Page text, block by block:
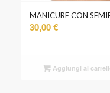
MANICURE CON
30,00€
Aggiungi al